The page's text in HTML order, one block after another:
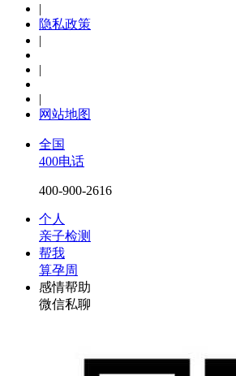
|
隐私政策
|
|
|
网站地图
全国
400电话
400-900-2616
个人
亲子检测
帮我
算孕周
感情帮助
微信私聊